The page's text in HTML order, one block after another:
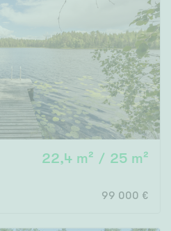
22,4 m² / 25 m²
99 000 €